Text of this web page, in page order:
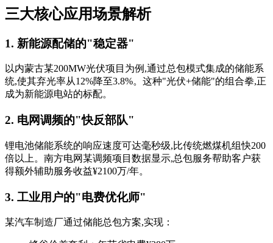
三大核心应用场景解析
1. 新能源配储的"稳定器"
以内蒙古某200MW光伏项目为例,通过总包模式集成的储能系
统,使其弃光率从12%降至3.8%。这种"光伏+储能"的组合拳,正
成为新能源电站的标配。
2. 电网调频的"快反部队"
锂电池储能系统的响应速度可达毫秒级,比传统燃煤机组快200
倍以上。南方电网某调频项目数据显示,总包服务帮助客户获
得额外辅助服务收益¥2100万/年。
3. 工业用户的"电费优化师"
某汽车制造厂通过储能总包方案,实现：